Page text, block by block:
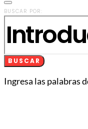
BUSCAR POR:
BUSCAR
Ingresa las palabras